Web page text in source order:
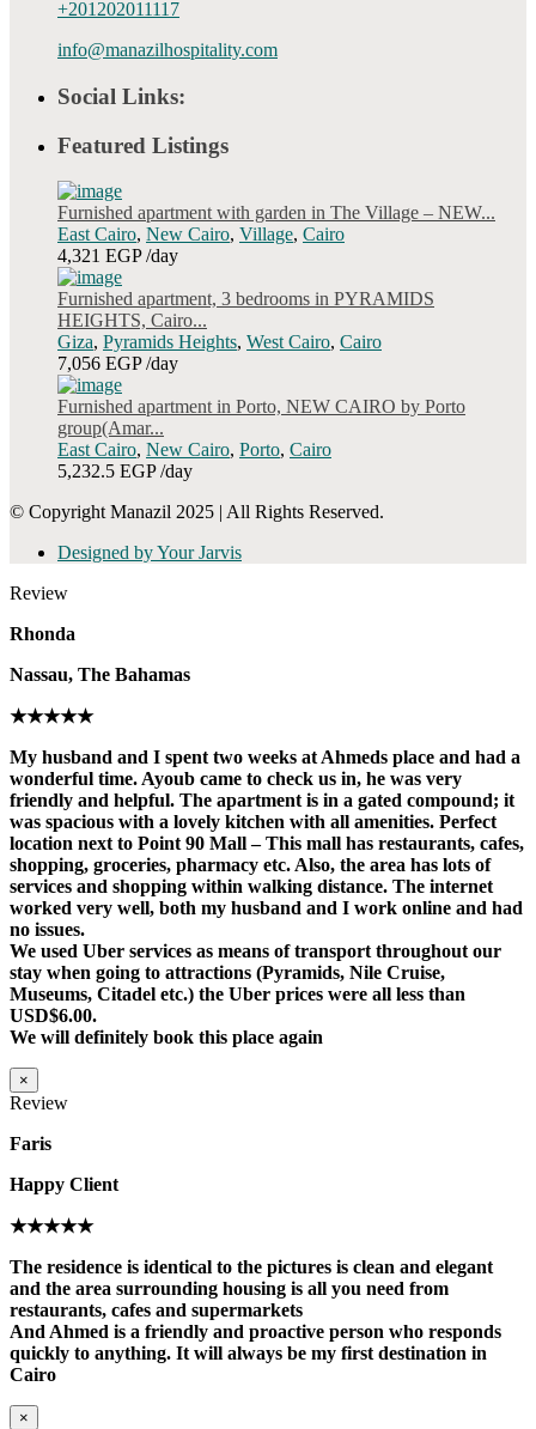
+201202011117
info@manazilhospitality.com
Social Links:
Featured Listings
Furnished apartment with garden in The Village – NEW...
East Cairo, New Cairo, Village, Cairo
4,321 EGP/day
Furnished apartment, 3 bedrooms in PYRAMIDS
HEIGHTS, Cairo...
Giza, Pyramids Heights, West Cairo, Cairo
7,056 EGP/day
Furnished apartment in Porto, NEW CAIRO by Porto
group(Amar...
East Cairo, New Cairo, Porto, Cairo
5,232.5 EGP/day
© Copyright Manazil 2025 | All Rights Reserved.
Designed by Your Jarvis
Review
Rhonda
Nassau, The Bahamas
★★★★★
My husband and I spent two weeks at Ahmeds place and had a
wonderful time. Ayoub came to check us in, he was very
friendly and helpful. The apartment is in a gated compound; it
was spacious with a lovely kitchen with all amenities. Perfect
location next to Point 90 Mall – This mall has restaurants, cafes,
shopping, groceries, pharmacy etc. Also, the area has lots of
services and shopping within walking distance. The internet
worked very well, both my husband and I work online and had
no issues.
We used Uber services as means of transport throughout our
stay when going to attractions (Pyramids, Nile Cruise,
Museums, Citadel etc.) the Uber prices were all less than
USD$6.00.
We will definitely book this place again
×
Review
Faris
Happy Client
★★★★★
The residence is identical to the pictures is clean and elegant
and the area surrounding housing is all you need from
restaurants, cafes and supermarkets
And Ahmed is a friendly and proactive person who responds
quickly to anything. It will always be my first destination in
Cairo
×